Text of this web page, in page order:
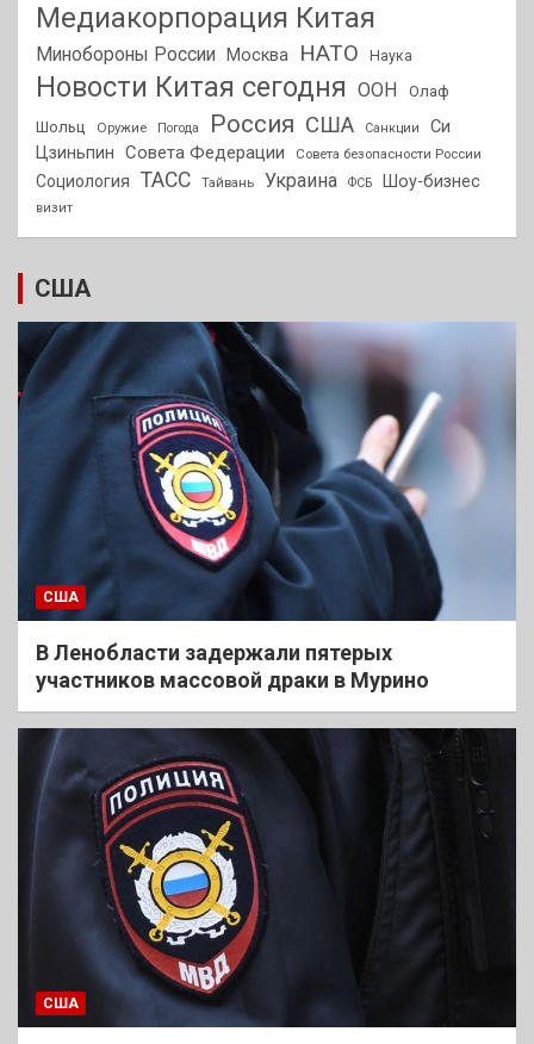
Медиакорпорация Китая
Минобороны России Москва НАТО Наука
Новости Китая сегодня ООН
Олаф
Шольц
Оружие Погода Россия США Санкции
Си
Цзиньпин Совета Федерации Совета безопасности России
Социология ТАСС Тайвань Украина ФСБ Шоу-бизнес
визит
США
США
В Ленобласти задержали пятерых
участников массовой драки в Мурино
США